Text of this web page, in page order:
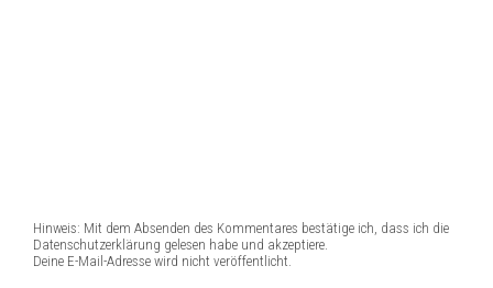
Hinweis: Mit dem Absenden des Kommentares bestätige ich, dass ich die
Datenschutzerklärung gelesen habe und akzeptiere.
Deine E-Mail-Adresse wird nicht veröffentlicht.